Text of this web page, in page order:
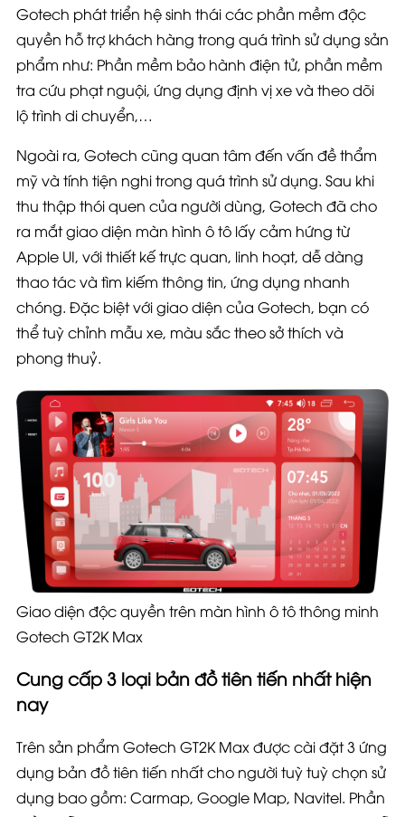
Gotech phát triển hệ sinh thái các phần mềm độc
quyền hỗ trợ khách hàng trong quá trình sử dụng sản
phẩm như: Phần mềm bảo hành điện tử, phần mềm
tra cứu phạt nguội, ứng dụng định vị xe và theo dõi
lộ trình di chuyển,…
Ngoài ra, Gotech cũng quan tâm đến vấn đề thẩm
mỹ và tính tiện nghi trong quá trình sử dụng. Sau khi
thu thập thói quen của người dùng, Gotech đã cho
ra mắt giao diện màn hình ô tô lấy cảm hứng từ
Apple UI, với thiết kế trực quan, linh hoạt, dễ dàng
thao tác và tìm kiếm thông tin, ứng dụng nhanh
chóng. Đặc biệt với giao diện của Gotech, bạn có
thể tuỳ chỉnh mẫu xe, màu sắc theo sở thích và
phong thuỷ.
Giao diện độc quyền trên màn hình ô tô thông minh
Gotech GT2K Max
Cung cấp 3 loại bản đồ tiên tiến nhất hiện
nay
Trên sản phẩm Gotech GT2KMaxđược cài đặt 3 ứng
dụng bản đồ tiên tiến nhất cho người tuỳ tuỳ chọn sử
dụng bao gồm: Carmap, Google Map, Navitel. Phần